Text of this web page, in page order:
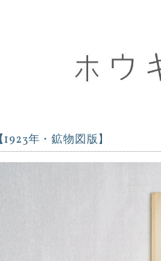
【1923年・鉱物図版】